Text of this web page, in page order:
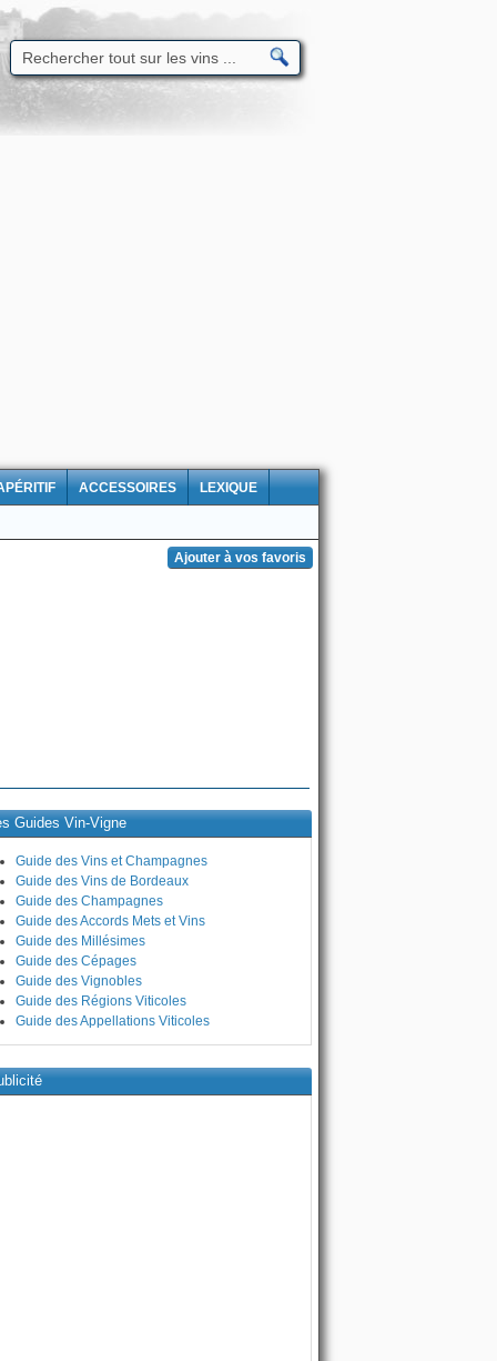
ACCESSOIRES LEXIQUE
Guides Vin-Vigne
Guide des Vins et Champagnes
Guide des Vins de Bordeaux
Guide des Champagnes
Guide des Accords Mets et Vins
Guide des Millésimes
Guide des Cépages
Guide des Vignobles
Guide des Régions Viticoles
Guide des Appellations Viticoles